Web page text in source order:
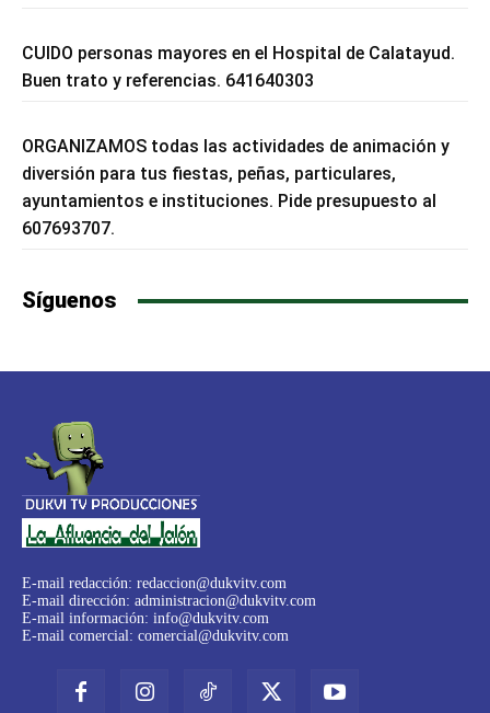
CUIDO personas mayores en el Hospital de Calatayud.
Buen trato y referencias. 641640303
ORGANIZAMOS todas las actividades de animación y
diversión para tus fiestas, peñas, particulares,
ayuntamientos e instituciones. Pide presupuesto al
607693707.
Síguenos
E-mail redacción: redaccion@dukvitv.com
E-mail dirección: administracion@dukvitv.com
E-mail información: info@dukvitv.com
E-mail comercial: comercial@dukvitv.com